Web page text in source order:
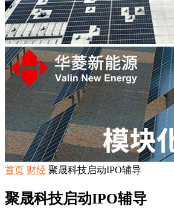
首页 财经 聚晟科技启动IPO辅导
聚晟科技启动IPO辅导